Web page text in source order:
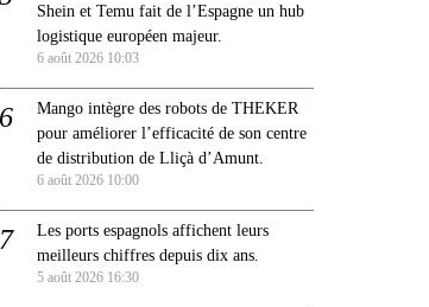
Shein et Temu fait de l’Espagne un hub
logistique européen majeur.
6 août 2026 10:03
Mango intègre des robots de THEKER
pour améliorer l’efficacité de son centre
de distribution de Lliçà d’Amunt.
6 août 2026 10:00
Les ports espagnols affichent leurs
meilleurs chiffres depuis dix ans.
5 août 2026 16:30